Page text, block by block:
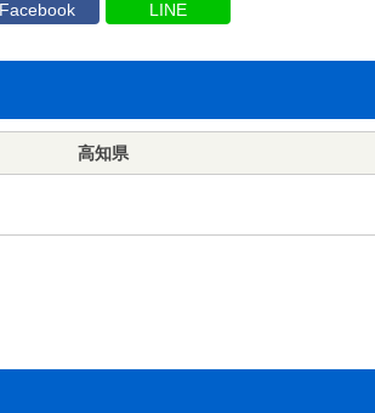
Facebook LINE
高知県